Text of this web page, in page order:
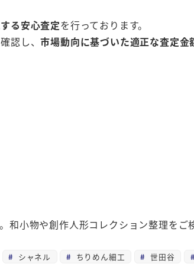
る安心査定を行っております。
認し、市場動向に基づいた適正な査定金
和小物や創作人形コレクション整理をご
シャネル ちりめん細工 世田谷